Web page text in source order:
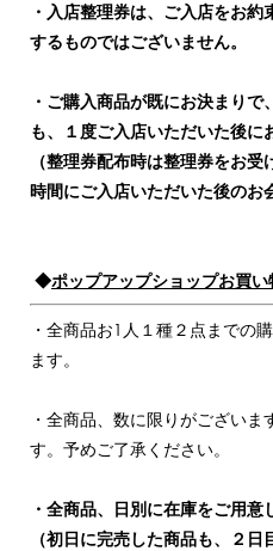
・入店整理券は、ご入店をお
するものではございません。
・ご購入商品が既にお決まり
も、１度ご入店いただいた後に
（整理券配布時は整理券をお
時間にご入店いただいた後のお
◆ポップアップショップお買い
・全商品お1人１種２点までの
ます。
・全商品、数に限りがござい
す。予めご了承ください。
・全商品、日別に在庫をご用意
（初日に完売した商品も、２